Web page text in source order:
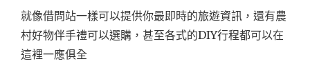
就像借問站一樣可以提供你最即時的旅遊資訊，還有農
村好物伴手禮可以選購，甚至各式的DIY行程都可以在
這裡一應俱全